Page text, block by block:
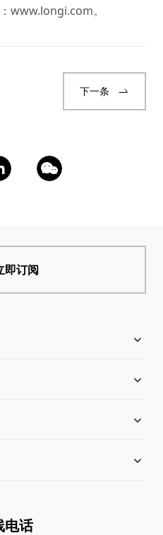
www.longi.com。
下一条
即订阅
电话